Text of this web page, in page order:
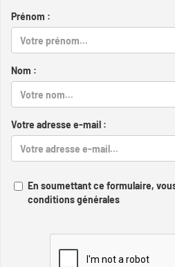
Prénom :
Nom :
Votre adresse e-mail :
En soumettant ce formulaire,
conditions générales